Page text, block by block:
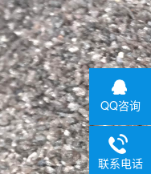
QQ咨询
联系电话